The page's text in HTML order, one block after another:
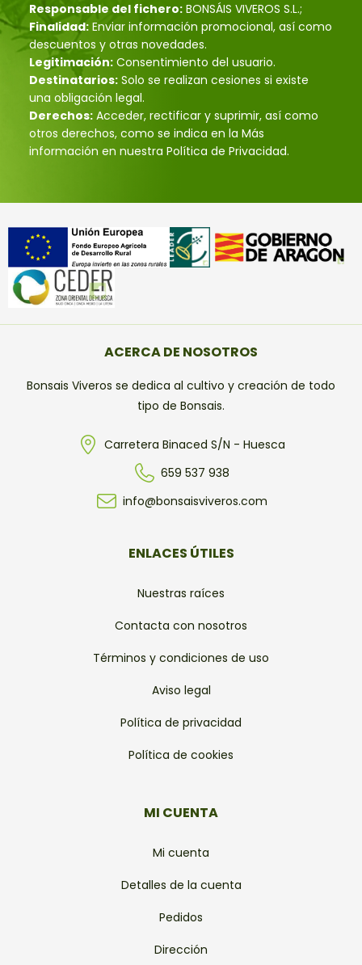
Responsable del fichero: BONSÁIS VIVEROS S.L.;
Finalidad: Enviar información promocional, así como
descuentos y otras novedades.
Legitimación: Consentimiento del usuario.
Destinatarios: Solo se realizan cesiones si existe
una obligación legal.
Derechos: Acceder, rectificar y suprimir, así como
otros derechos, como se indica en la Más
información en nuestra Política de Privacidad.
ACERCA DE NOSOTROS
Bonsais Viveros se dedica al cultivo y creación de todo
tipo de Bonsais.
Carretera Binaced S/N - Huesca
659 537 938
info@bonsaisviveros.com
ENLACES ÚTILES
Nuestras raíces
Contacta con nosotros
Términos y condiciones de uso
Aviso legal
Política de privacidad
Política de cookies
MI CUENTA
Mi cuenta
Detalles de la cuenta
Pedidos
Dirección